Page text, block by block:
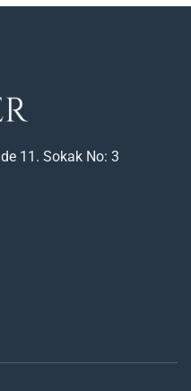
11. Sokak No: 3